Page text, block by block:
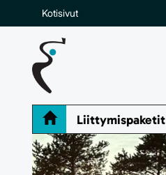
Kotisivut
Liittymispaketit